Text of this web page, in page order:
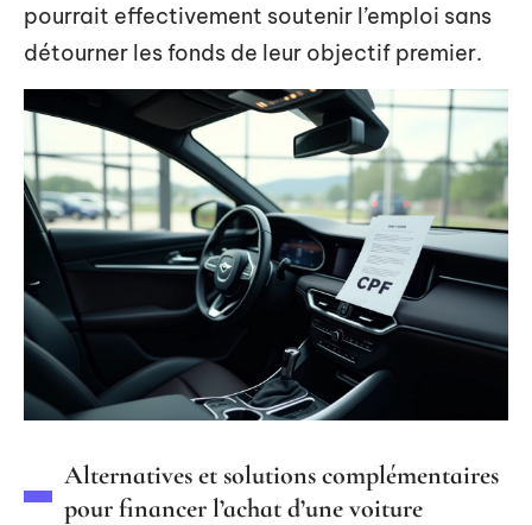
pourrait effectivement soutenir l’emploi sans
détourner les fonds de leur objectif premier.
Alternatives et solutions complémentaires
pour financer l’achat d’une voiture